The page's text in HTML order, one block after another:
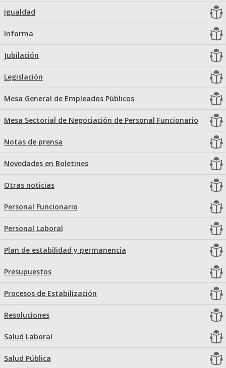
Igualdad
Informa
Jubilación
Legislación
Mesa General de Empleados Públicos
Mesa Sectorial de Negociación de Personal Funcionario
Notas de prensa
Novedades en Boletines
Otras noticias
Personal Funcionario
Personal Laboral
Plan de estabilidad y permanencia
Presupuestos
Procesos de Estabilización
Resoluciones
Salud Laboral
Salud Pública